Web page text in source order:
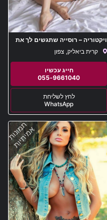
ויקטוריה – רוסייה שתגשים לך את
כל פנטזיות בקרית ביאליק
קרית ביאליק, צפון
055-9661040
WhatsApp
תמונות
אמיתיות